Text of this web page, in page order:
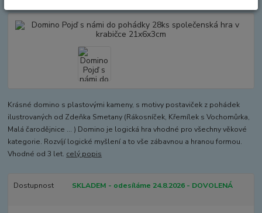
Krásné domino s plastovými kameny, s motivy postaviček z pohádek
ilustrovaných od Zdeňka Smetany (Rákosníček, Křemílek s Vochomůrka,
Malá čarodějnice ... ) Domino je logická hra vhodné pro všechny věkové
kategorie. Rozvíjí logické myšlení a to vše zábavnou a hranou formou.
Vhodné od 3 let. celý popis
Dostupnost SKLADEM - odesíláme 24.8.2026 - DOVOLENÁ